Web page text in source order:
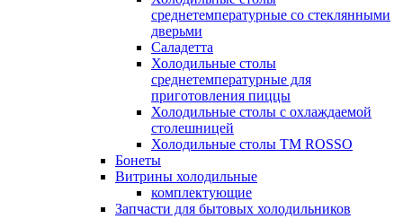
среднетемпературные со стеклянными
дверьми
Саладетта
Холодильные столы
среднетемпературные для
приготовления пиццы
Холодильные столы с охлаждаемой
столешницей
Холодильные столы ТМ ROSSO
Бонеты
Витрины холодильные
комплектующие
Запчасти для бытовых холодильников